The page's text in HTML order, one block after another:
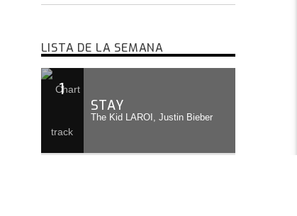
LISTA DE LA SEMANA
1
STAY
The Kid LAROI, Justin Bieber